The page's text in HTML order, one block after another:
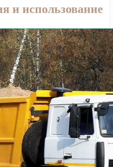
и использование